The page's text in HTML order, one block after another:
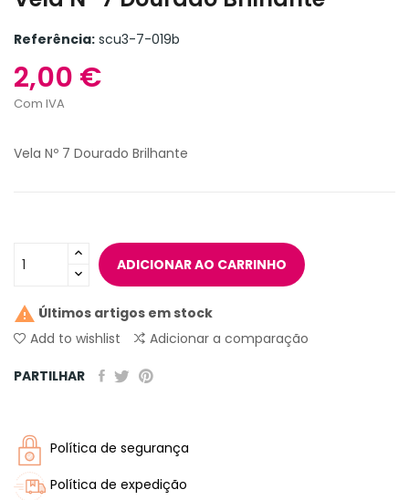
Referência: scu3-7-019b
2,00 €
Com IVA
Vela Nº 7 Dourado Brilhante
ADICIONAR AO CARRINHO
 Últimos artigos em stock
Add to wishlist
Adicionar a comparação
PARTILHAR
Política de segurança
Política de expedição